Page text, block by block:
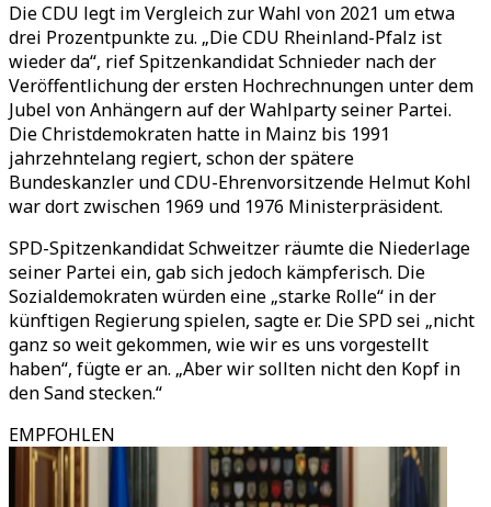
Die CDU legt im Vergleich zur Wahl von 2021 um etwa
drei Prozentpunkte zu. „Die CDU Rheinland-Pfalz ist
wieder da“, rief Spitzenkandidat Schnieder nach der
Veröffentlichung der ersten Hochrechnungen unter dem
Jubel von Anhängern auf der Wahlparty seiner Partei.
Die Christdemokraten hatte in Mainz bis 1991
jahrzehntelang regiert, schon der spätere
Bundeskanzler und CDU-Ehrenvorsitzende Helmut Kohl
war dort zwischen 1969 und 1976 Ministerpräsident.
SPD-Spitzenkandidat Schweitzer räumte die Niederlage
seiner Partei ein, gab sich jedoch kämpferisch. Die
Sozialdemokraten würden eine „starke Rolle“ in der
künftigen Regierung spielen, sagte er. Die SPD sei „nicht
ganz so weit gekommen, wie wir es uns vorgestellt
haben“, fügte er an. „Aber wir sollten nicht den Kopf in
den Sand stecken.“
EMPFOHLEN